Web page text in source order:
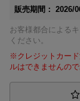
販売期間： 2026/
お客様都合による
ください。
※クレジットカー
ルはできませんの